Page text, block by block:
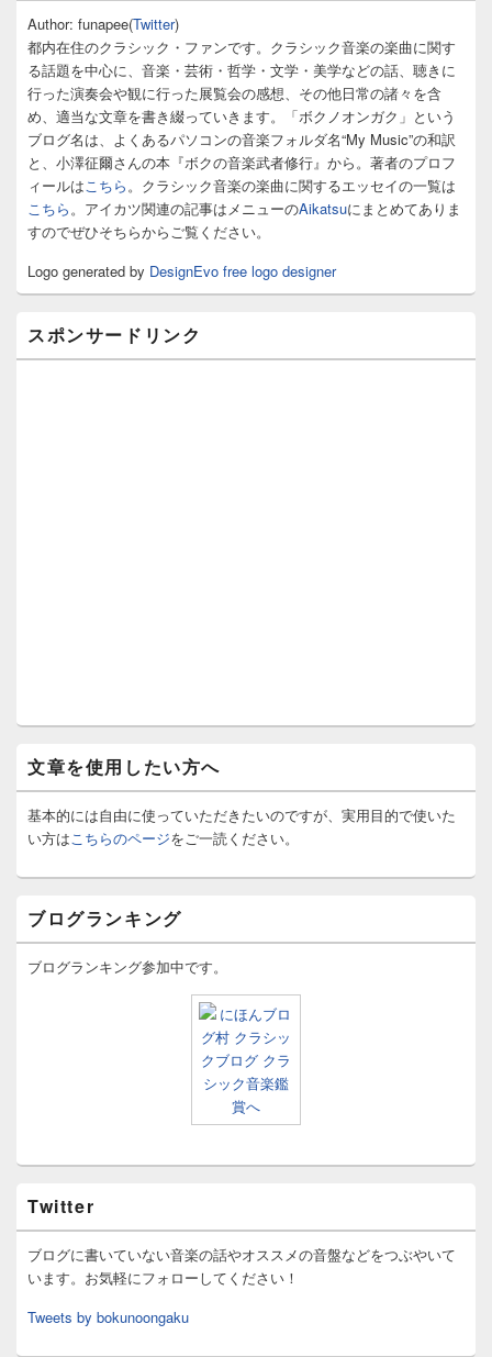
サ
イ
バ
ー
ウ
ィ
ト
ア
Author: funapee(Twitter)
都内在住のクラシック・ファンです。クラシック音楽の楽曲に関す
る話題を中心に、音楽・芸術・哲学・文学・美学などの話、聴きに
行った演奏会や観に行った展覧会の感想、その他日常の諸々を含
め、適当な文章を書き綴っていきます。「ボクノオンガク」という
ブログ名は、よくあるパソコンの音楽フォルダ名“My Music”の和訳
と、小澤征爾さんの本『ボクの音楽武者修行』から。著者のプロフ
ィールはこちら。クラシック音楽の楽曲に関するエッセイの一覧は
こちら。アイカツ関連の記事はメニューのAikatsuにまとめてありま
すのでぜひそちらからご覧ください。
Logo generated by DesignEvo free logo designer
スポンサードリンク
文章を使用したい方へ
基本的には自由に使っていただきたいのですが、実用目的で使いた
い方はこちらのページをご一読ください。
ブログランキング
ブログランキング参加中です。
Twitter
ブログに書いていない音楽の話やオススメの音盤などをつぶやいて
います。お気軽にフォローしてください！
Tweets by bokunoongaku